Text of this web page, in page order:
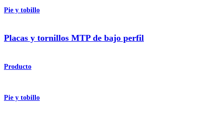
Pie y tobillo
Placas y tornillos MTP de bajo perfil
Producto
Pie y tobillo